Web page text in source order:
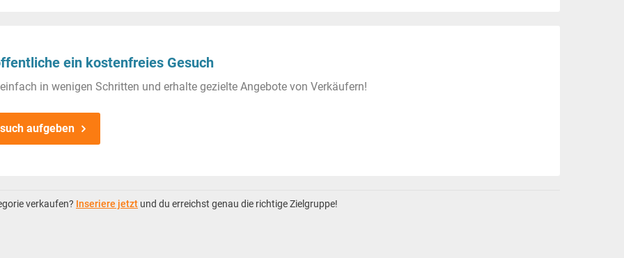
ein kostenfreies Gesuch
in wenigen Schritten und erhalte gezielte Angebote von Verkäufern!
aufgeben
verkaufen? Inseriere jetzt und du erreichst genau die richtige Zielgruppe!